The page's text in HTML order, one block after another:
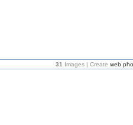
31 Images | Create web